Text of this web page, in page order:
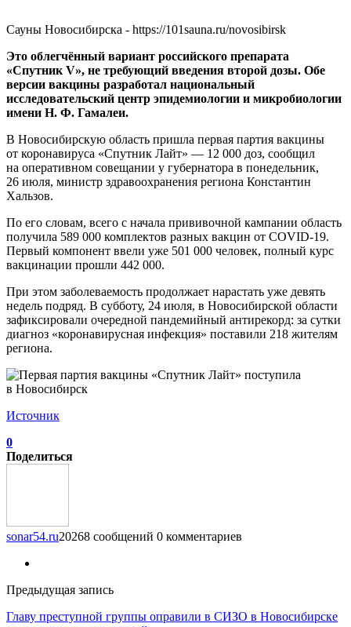
Сауны Новосибирска - https://101sauna.ru/novosibirsk
Это облегчённый вариант российского препарата
«Спутник V», не требующий введения второй дозы. Обе
версии вакцины разработал национальный
исследовательский центр эпидемиологии и микробиологии
имени Н. Ф. Гамалеи.
В Новосибирскую область пришла первая партия вакцины
от коронавируса «Спутник Лайт» — 12 000 доз, сообщил
на оперативном совещании у губернатора в понедельник,
26 июля, министр здравоохранения региона Константин
Хальзов.
По его словам, всего с начала прививочной кампании область
получила 589 000 комплектов разных вакцин от COVID-19.
Первый компонент ввели уже 501 000 человек, полный курс
вакцинации прошли 442 000.
При этом заболеваемость продолжает нарастать уже девять
недель подряд. В субботу, 24 июля, в Новосибирской области
зафиксировали очередной пандемийный антирекорд: за сутки
диагноз «коронавирусная инфекция» поставили 218 жителям
региона.
Источник
0
Поделиться
sonar54.ru20268 сообщений 0 комментариев
Предыдущая запись
Главу преступной группы оправили в СИЗО в Новосибирске